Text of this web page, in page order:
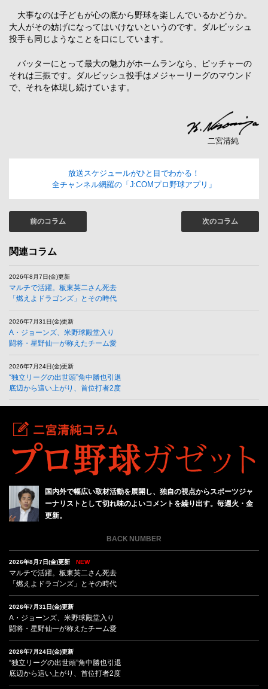
大事なのは子どもが心の底から野球を楽しんでいるかどうか。
大人がその妨げになってはいけないというのです。ダルビッシュ
投手も同じようなことを口にしています。
バッターにとって最大の魅力がホームランなら、ピッチャーの
それは三振です。ダルビッシュ投手はメジャーリーグのマウンド
で、それを体現し続けています。
二宮清純
放送スケジュールがひと目でわかる！
全チャンネル網羅の「J:COMプロ野球アプリ」
前のコラム 次のコラム
関連コラム
2026年8月7日(金)更新
マルチで活躍。板東英二さん死去
「燃えよドラゴンズ」とその時代
2026年7月31日(金)更新
A・ジョーンズ、米野球殿堂入り
闘将・星野仙一が称えたチーム愛
2026年7月24日(金)更新
“独立リーグの出世頭”角中勝也引退
底辺から這い上がり、首位打者2度
国内外で幅広い取材活動を展開し、独自の視点からスポーツジャ
ーナリストとして切れ味のよいコメントを繰り出す。毎週火・金
更新。
BACK NUMBER
2026年8月7日(金)更新 NEW
マルチで活躍。板東英二さん死去
「燃えよドラゴンズ」とその時代
2026年7月31日(金)更新
A・ジョーンズ、米野球殿堂入り
闘将・星野仙一が称えたチーム愛
2026年7月24日(金)更新
“独立リーグの出世頭”角中勝也引退
底辺から這い上がり、首位打者2度